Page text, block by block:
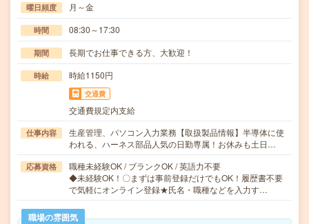
曜日頻度 月～金
時間 08:30～17:30
期間 長期でお仕事できる方、大歓迎！
時給 時給1150円
交通費
交通費規定内支給
仕事内容
生産管理、パソコン入力業務【取扱製品情報】半導体に使
われる、ハーネス部品人気の日勤専属！お休みも土日…
応募資格
職種未経験OK / ブランクOK / 英語力不要
◆未経験OK！〇まずは事前登録だけでもOK！履歴書不要
で気軽にオンライン登録★氏名・職種などを入力す…
職場の雰囲気